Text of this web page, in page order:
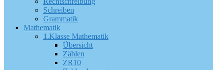
Schreiben
Grammatik
Mathematik
1.Klasse Mathematik
Übersicht
Zählen
ZR10